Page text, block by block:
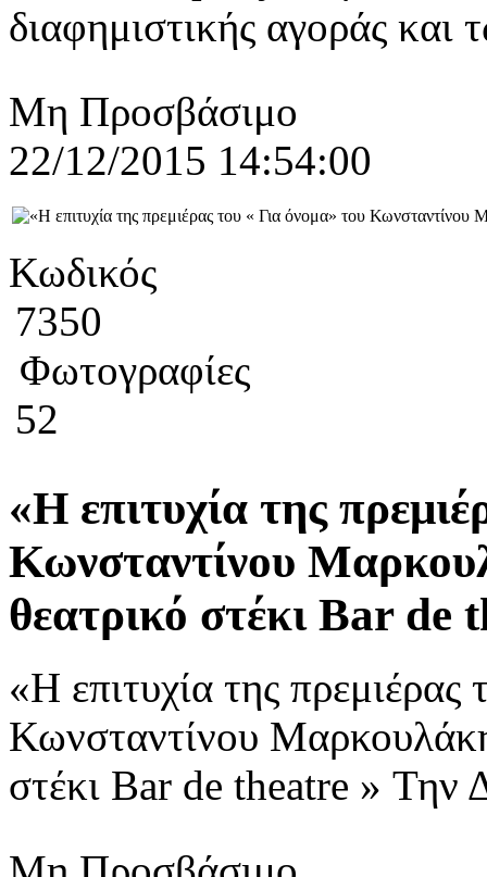
διαφημιστικής αγοράς
Μη Προσβάσιμο
22/12/2015 14:54:00
Κωδικός
7350
Φωτογραφίες
52
«Η επιτυχία της
Κωνσταντίνου
θεατρικό στέκι Bar de
«Η επιτυχία της
Κωνσταντίνου
στέκι Bar de theatre » Την